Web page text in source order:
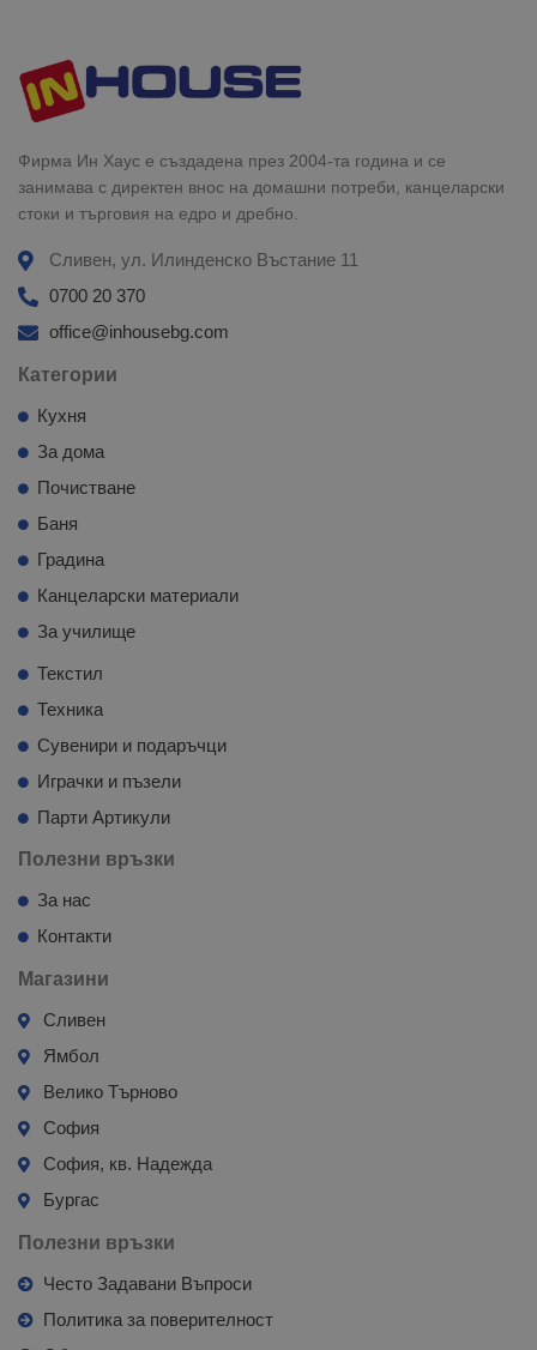
Фирма Ин Хаус е създадена през 2004-та година и се
занимава с директен внос на домашни потреби, канцеларски
стоки и търговия на едро и дребно.
Сливен, ул. Илинденско Въстание 11
0700 20 370
office@inhousebg.com
Категории
Кухня
За дома
Почистване
Баня
Градина
Канцеларски материали
За училище
Текстил
Техника
Сувенири и подаръчци
Играчки и пъзели
Парти Артикули
Полезни връзки
За нас
Контакти
Магазини
Сливен
Ямбол
Велико Търново
София
София, кв. Надежда
Бургас
Полезни връзки
Често Задавани Въпроси
Политика за поверителност